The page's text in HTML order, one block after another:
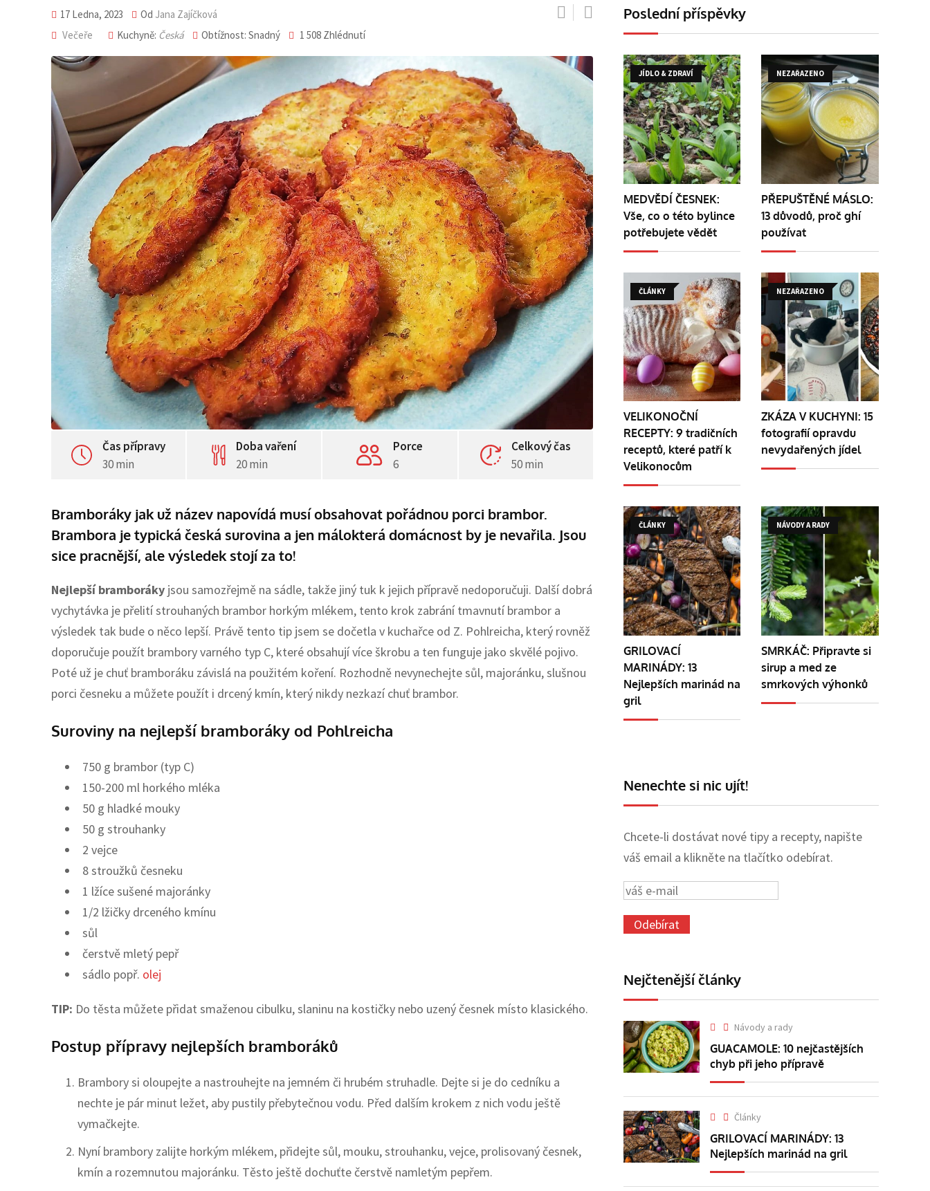
17 Ledna, 2023 Od Jana Zajíčková
Večeře
Kuchyně: Česká Obtížnost: Snadný 1 508 Zhlédnutí
Čas přípravy
30 min
Doba vaření
20 min
Porce
6
Celkový čas
50 min
Bramboráky jak už název napovídá musí obsahovat pořádnou porci brambor.
Brambora je typická česká surovina a jen málokterá domácnost by je nevařila. Jsou
sice pracnější, ale výsledek stojí za to!
Nejlepší bramboráky jsou samozřejmě na sádle, takže jiný tuk k jejich přípravě nedoporučuji. Další dobrá
vychytávka je přelití strouhaných brambor horkým mlékem, tento krok zabrání tmavnutí brambor a
výsledek tak bude o něco lepší. Právě tento tip jsem se dočetla v kuchařce od Z. Pohlreicha, který rovněž
doporučuje použít brambory varného typ C, které obsahují více škrobu a ten funguje jako skvělé pojivo.
Poté už je chuť bramboráku závislá na použitém koření. Rozhodně nevynechejte sůl, majoránku, slušnou
porci česneku a můžete použít i drcený kmín, který nikdy nezkazí chuť brambor.
Suroviny na nejlepší bramboráky od Pohlreicha
750 g brambor (typ C)
150-200 ml horkého mléka
50 g hladké mouky
50 g strouhanky
2 vejce
8 stroužků česneku
1 lžíce sušené majoránky
1/2 lžičky drceného kmínu
sůl
čerstvě mletý pepř
sádlo popř. olej
TIP: Do těsta můžete přidat smaženou cibulku, slaninu na kostičky nebo uzený česnek místo klasického.
Postup přípravy nejlepších bramboráků
Brambory si oloupejte a nastrouhejte na jemném či hrubém struhadle. Dejte si je do cedníku a
nechte je pár minut ležet, aby pustily přebytečnou vodu. Před dalším krokem z nich vodu ještě
vymačkejte.
Nyní brambory zalijte horkým mlékem, přidejte sůl, mouku, strouhanku, vejce, prolisovaný česnek,
kmín a rozemnutou majoránku. Těsto ještě dochuťte čerstvě namletým pepřem.
Poslední příspěvky
JÍDLO & ZDRAVÍ
MEDVĚDÍ ČESNEK:
Vše, co o této bylince
potřebujete vědět
NEZAŘAZENO
PŘEPUŠTĚNÉ MÁSLO:
13 důvodů, proč ghí
používat
ČLÁNKY
VELIKONOČNÍ
RECEPTY: 9 tradičních
receptů, které patří k
Velikonocům
NEZAŘAZENO
ZKÁZA V KUCHYNI: 15
fotografií opravdu
nevydařených jídel
ČLÁNKY
GRILOVACÍ
MARINÁDY: 13
Nejlepších marinád na
gril
NÁVODY A RADY
SMRKÁČ: Připravte si
sirup a med ze
smrkových výhonků
Nenechte si nic ujít!
Chcete-li dostávat nové tipy a recepty, napište
váš email a klikněte na tlačítko odebírat.
Nejčtenější články
Návody a rady
GUACAMOLE: 10 nejčastějších
chyb při jeho přípravě
Články
GRILOVACÍ MARINÁDY: 13
Nejlepších marinád na gril